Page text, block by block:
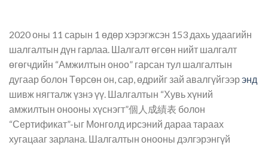
2020 оны 11 сарын 1 өдөр хэрэгжсэн 153 дахь удаагийн
шалгалтын дүн гарлаа. Шалгалт өгсөн нийт шалгалт
өгөгчдийн “Амжилтын оноо” гарсан тул шалгалтын
дугаар болон Төрсөн он, сар, өдрийг зай авалгүйгээрэнд
шивж нягталж үзнэ үү. Шалгалтын “Хувь хүний
амжилтын онооны хүснэгт”個人成績表 болон
“Сертификат”-ыг Монголд ирсэний дараа тараах
хугацааг зарлана. Шалгалтын онооны дэлгэрэнгүй